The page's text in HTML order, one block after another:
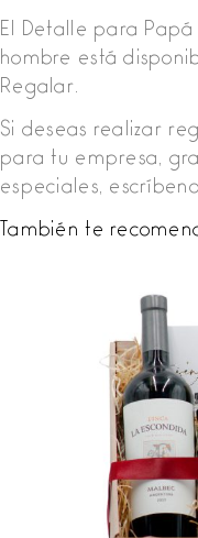
El Detalle para
hombre está
Regalar.
Si deseas realizar
para tu empresa,
especiales,
También te